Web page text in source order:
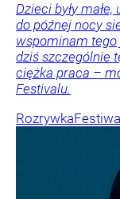
Dzieci były
do późnej nocy
wspominam
dziś szczególnie
ciężka praca –
Festivalu.
Rozrywka